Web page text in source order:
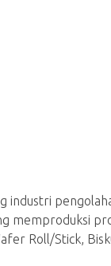
industri
memproduksi
Roll/Stick,